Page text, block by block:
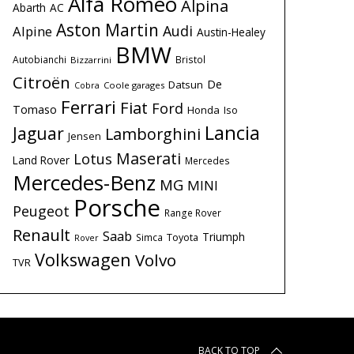
Abarth AC Alpina
Alpine Aston Martin Audi Austin-Healey
Autobianchi Bizzarrini BMW Bristol
Citroën Cobra Coole garages Datsun De
Tomaso Ferrari Fiat Ford Honda Iso
Jaguar Jensen Lamborghini Lancia
Land Rover Lotus Maserati Mercedes
Mercedes-Benz MG MINI
Peugeot Porsche Range Rover
Renault Rover Saab Simca Toyota Triumph
TVR Volkswagen Volvo
BACK TO TOP